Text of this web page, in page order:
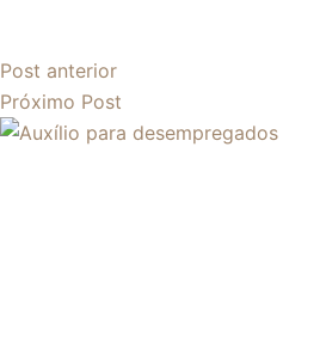
Post anterior
Próximo Post